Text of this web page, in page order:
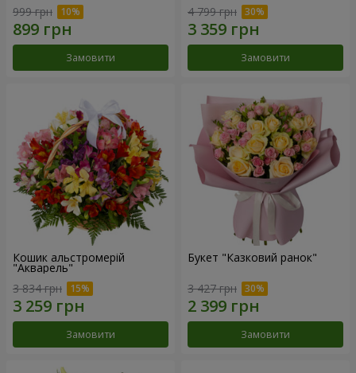
999 грн
Замовити
4 799 грн
Замовити
Кошик альстромерій
"Акварель"
3 834 грн
Замовити
Букет "Казковий ранок"
3 427 грн
Замовити